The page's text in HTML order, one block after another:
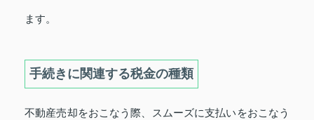
ます。
手続きに関連する税金の種類
不動産売却をおこなう際、スムーズに支払いをおこなう